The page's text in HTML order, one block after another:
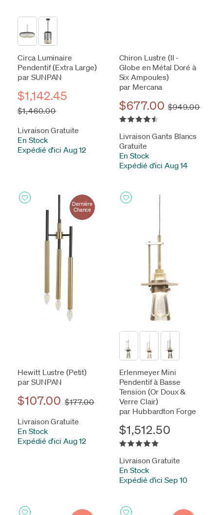
Circa Luminaire
Pendentif (Extra Large)
par SUNPAN
$1,142.45
$1,460.00
Livraison Gratuite
En Stock
Expédié d'ici Aug 12
Chiron Lustre (II -
Globe en Métal Doré à
Six Ampoules)
par Mercana
$677.00 $949.00
Livraison Gants Blancs
Gratuite
En Stock
Expédié d'ici Aug 14
Dernière
Chance
Hewitt Lustre (Petit)
par SUNPAN
$107.00 $177.00
Livraison Gratuite
En Stock
Expédié d'ici Aug 12
Erlenmeyer Mini
Pendentif à Basse
Tension (Or Doux &
Verre Clair)
par Hubbardton Forge
$1,512.50
Livraison Gratuite
En Stock
Expédié d'ici Sep 10